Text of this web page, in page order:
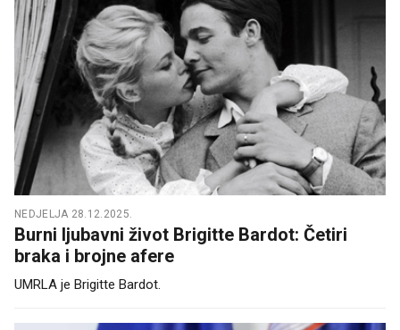
NEDJELJA 28.12.2025.
Burni ljubavni život Brigitte Bardot: Četiri
braka i brojne afere
UMRLA je Brigitte Bardot.